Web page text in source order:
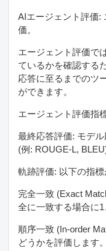
AIエージェント評価:
価。
エージェント評価で
ているかを確認する
応答に至るまでのツ
ができます。
エージェント評価指
最終応答評価: モデ
(例: ROUGE-L, BLEU)
軌跡評価: 以下の指標
完全一致 (Exact
全に一致する場合に1
順序一致 (In-order
どうかを評価します。